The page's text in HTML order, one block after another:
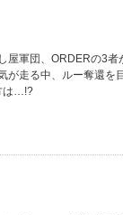
屋軍団、ORDERの3
が走る中、ルー奪還を
は…!?